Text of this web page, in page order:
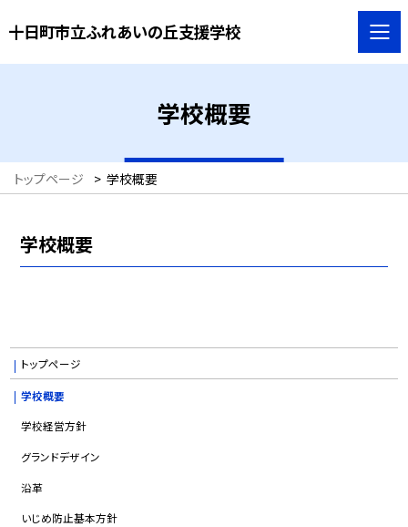
十日町市立ふれあいの丘支援学校
学校概要
トップページ > 学校概要
学校概要
トップページ
学校概要
学校経営方針
グランドデザイン
沿革
いじめ防止基本方針